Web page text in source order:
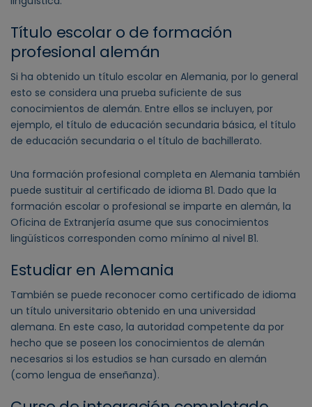
Título escolar o de formación
profesional alemán
Si ha obtenido un título escolar en Alemania, por lo general
esto se considera una prueba suficiente de sus
conocimientos de alemán. Entre ellos se incluyen, por
ejemplo, el título de educación secundaria básica, el título
de educación secundaria o el título de bachillerato.
Una formación profesional completa en Alemania también
puede sustituir al certificado de idioma B1. Dado que la
formación escolar o profesional se imparte en alemán, la
Oficina de Extranjería asume que sus conocimientos
lingüísticos corresponden como mínimo al nivel B1.
Estudiar en Alemania
También se puede reconocer como certificado de idioma
un título universitario obtenido en una universidad
alemana. En este caso, la autoridad competente da por
hecho que se poseen los conocimientos de alemán
necesarios si los estudios se han cursado en alemán
(como lengua de enseñanza).